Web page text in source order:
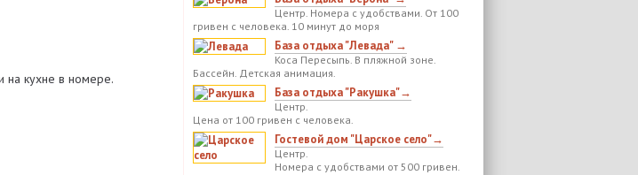
на кухне в номере.
Центр. Номера с удобствами. От 100
гривен с человека. 10 минут до моря
База отдыха "Левада" →
Коса Пересыпь. В пляжной зоне.
Бассейн. Детская анимация.
База отдыха "Ракушка"→
Центр.
Цена от 100 гривен с человека.
Гостевой дом "Царское село"→
Центр.
Номера с удобствами от 500 гривен.